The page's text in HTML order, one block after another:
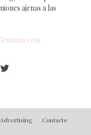
ajenas a las
Advertising Contacto